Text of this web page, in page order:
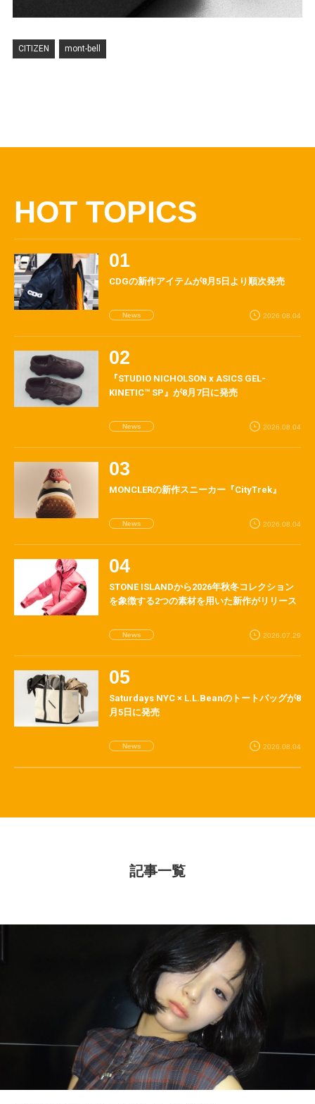
CITIZEN mont-bell
HOT TOPICS
CDGの新作アイテムが8月5日より順次発売
News 2026.08.04
『STUDIO NICHOLSON x ASICS GEL-
KINETIC™ SP』が8月7日に発売
News 2026.08.04
MONCLERの新作スニーカー『CityTrek』
News 2026.08.04
STONE ISLANDから2026年秋冬コレクション
を象徴する2つの素材を用いた新作がリリース
News 2026.07.29
Saturdays NYC × L.L.Beanのトートバッグが8
月5日に発売
News 2026.08.04
記事一覧